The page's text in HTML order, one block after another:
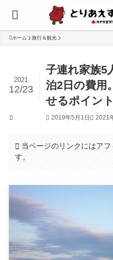
ホーム 旅行＆観光
子連れ家族5
泊2日の費用
せるポイント
2021
12/23
2019年5月1日 2021
当ページのリンクにはア
す。